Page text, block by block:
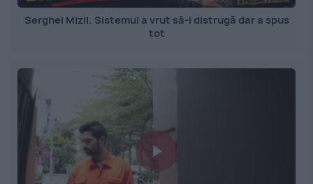
Serghei Mizil. Sistemul a vrut să-l distrugă dar a spus
tot